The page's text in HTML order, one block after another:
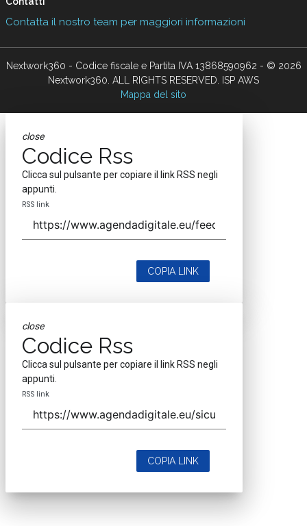
Contatta il nostro team per maggiori informazioni
Nextwork360 - Codice fiscale e Partita IVA 13868590962 - © 2026
Nextwork360. ALL RIGHTS RESERVED. ISP AWS
Mappa del sito
close
Codice Rss
Clicca sul pulsante per copiare il link RSS negli
appunti.
RSS link
COPIA LINK
close
Codice Rss
Clicca sul pulsante per copiare il link RSS negli
appunti.
RSS link
COPIA LINK